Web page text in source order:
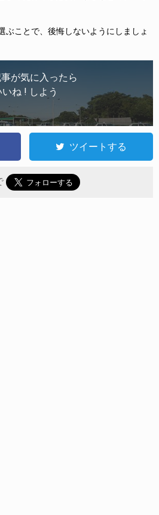
ぶことで、後悔しないようにしましょ
が気に入ったら
いね ! しよう
ツイートする